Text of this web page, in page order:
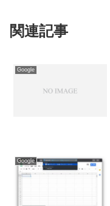
関連記事
Google
Google